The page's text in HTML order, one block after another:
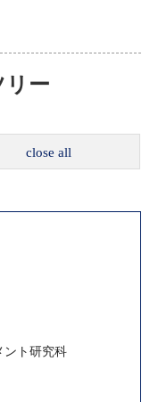
リー
close all
ント研究科